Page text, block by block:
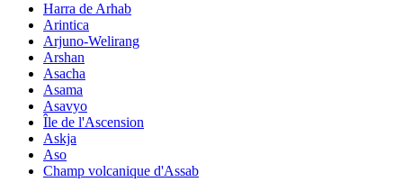
Harra de Arhab
Arintica
Arjuno-Welirang
Arshan
Asacha
Asama
Asavyo
Île de l'Ascension
Askja
Aso
Champ volcanique d'Assab